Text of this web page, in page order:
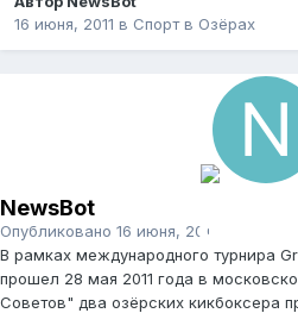
16 июня, 2011 в Спорт в Озёрах
NewsBot
Опубликовано 16 июня, 2011
В рамках международного турнира
прошел 28 мая 2011 года в
Советов" два озёрских кикбоксера